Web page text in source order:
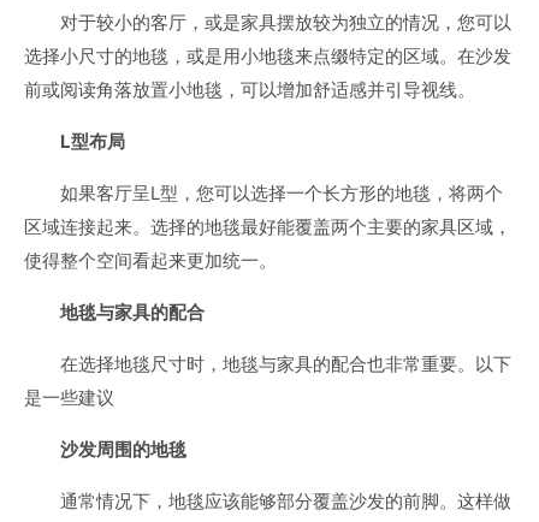
对于较小的客厅，或是家具摆放较为独立的情况，您可以
选择小尺寸的地毯，或是用小地毯来点缀特定的区域。在沙发
前或阅读角落放置小地毯，可以增加舒适感并引导视线。
L型布局
如果客厅呈L型，您可以选择一个长方形的地毯，将两个
区域连接起来。选择的地毯最好能覆盖两个主要的家具区域，
使得整个空间看起来更加统一。
地毯与家具的配合
在选择地毯尺寸时，地毯与家具的配合也非常重要。以下
是一些建议
沙发周围的地毯
通常情况下，地毯应该能够部分覆盖沙发的前脚。这样做